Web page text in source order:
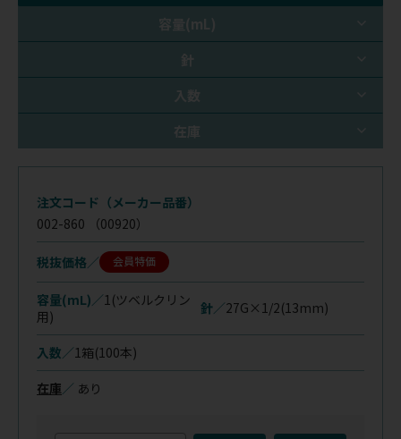
容量(mL)
針
入数
在庫
注文コード（メーカー品番）
002-860 （00920）
税抜価格 会員特価
容量(mL)／1(ツベルクリン
用)
針／27G×1/2(13mm)
入数／1箱(100本)
在庫／ あり